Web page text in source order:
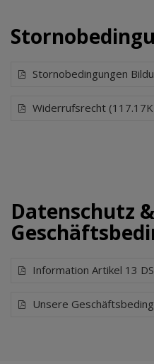
Stornobedingungen
Widerrufsrecht
Datenschutz &
Information Artikel 13
Unsere